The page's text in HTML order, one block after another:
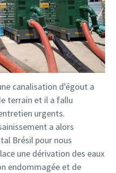
canalisation d'égout a
terrain et il a fallu
urgents.
a alors
Brésil pour nous
une dérivation des eaux
endommagée et de